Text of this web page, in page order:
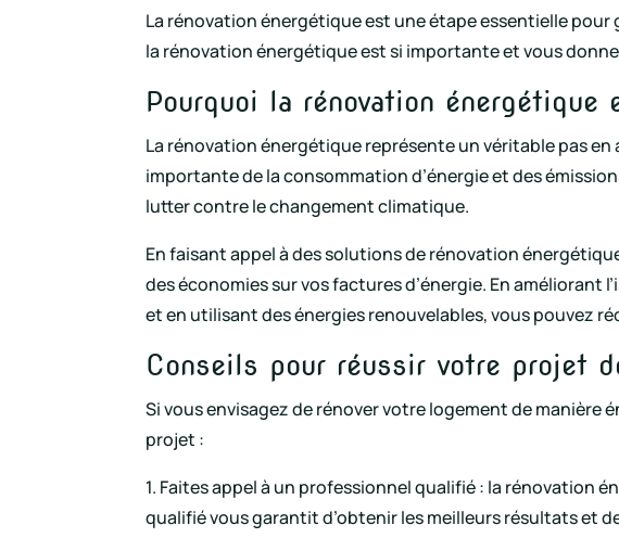
La rénovation énergétique est une étape essentielle
la rénovation énergétique est si importante et vous
Pourquoi la rénovation
La rénovation énergétique représente un véritable pas
importante de la consommation d’énergie et des
lutter contre le changement climatique.
En faisant appel à des solutions de rénovation
des économies sur vos factures d’énergie. En
et en utilisant des énergies renouvelables, vous pouvez
Conseils pour réussir votre projet
Si vous envisagez de rénover votre logement de
projet :
1. Faites appel à un professionnel qualifié : la rénovation
qualifié vous garantit d’obtenir les meilleurs résultats et